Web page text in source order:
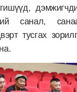
санал,
тусгах